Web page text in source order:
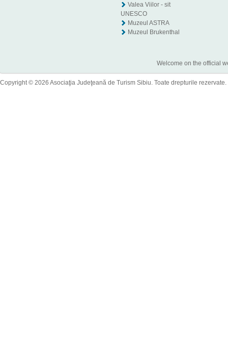
Valea Viilor - sit
UNESCO
Muzeul ASTRA
Muzeul Brukenthal
Welcome on the official
Copyright © 2026 Asociaţia Judeţeană de Turism Sibiu. Toate drepturile rezervate.